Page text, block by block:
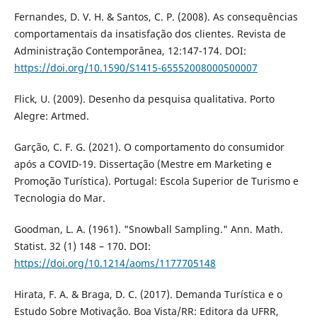
Fernandes, D. V. H. & Santos, C. P. (2008). As consequências
comportamentais da insatisfação dos clientes. Revista de
Administração Contemporânea, 12:147-174. DOI:
https://doi.org/10.1590/S1415-65552008000500007
Flick, U. (2009). Desenho da pesquisa qualitativa. Porto
Alegre: Artmed.
Garção, C. F. G. (2021). O comportamento do consumidor
após a COVID-19. Dissertação (Mestre em Marketing e
Promoção Turística). Portugal: Escola Superior de Turismo e
Tecnologia do Mar.
Goodman, L. A. (1961). "Snowball Sampling." Ann. Math.
Statist. 32 (1) 148 – 170. DOI:
https://doi.org/10.1214/aoms/1177705148
Hirata, F. A. & Braga, D. C. (2017). Demanda Turística e o
Estudo Sobre Motivação. Boa Vista/RR: Editora da UFRR,